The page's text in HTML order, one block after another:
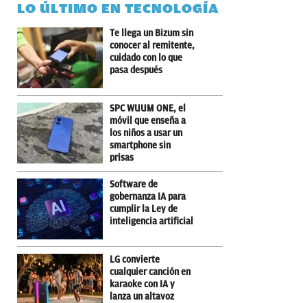
LO ÚLTIMO EN TECNOLOGÍA
Te llega un Bizum sin
conocer al remitente,
cuidado con lo que
pasa después
SPC WUUM ONE, el
móvil que enseña a
los niños a usar un
smartphone sin
prisas
Software de
gobernanza IA para
cumplir la Ley de
inteligencia artificial
LG convierte
cualquier canción en
karaoke con IA y
lanza un altavoz